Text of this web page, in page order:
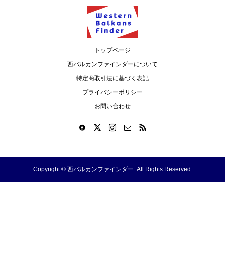
トップページ
西バルカンファインダーについて
特定商取引法に基づく表記
プライバシーポリシー
お問い合わせ
Copyright ©西バルカンファインダー. All Rights Reserved.